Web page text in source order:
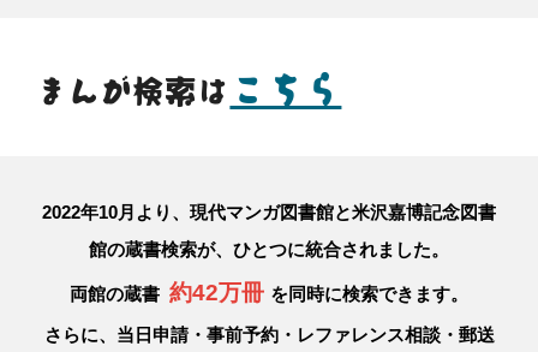
まんが検索は こちら
2022年10月より、現代マンガ図書館と米沢嘉博記念図書
館の蔵書検索が、ひとつに統合されました。
両館の蔵書 約42万冊 を同時に検索できます。
さらに、当日申請・事前予約・レファレンス相談・郵送